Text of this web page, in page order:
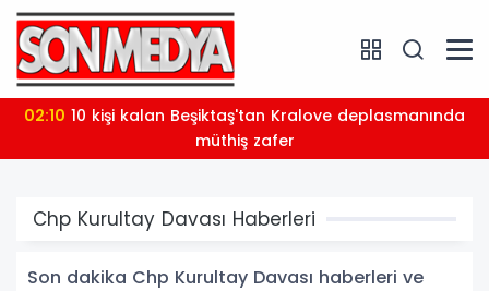
02:10
müthiş zafer
Chp Kurultay Davası Haberleri
Son dakika Chp Kurultay Davası haberleri ve